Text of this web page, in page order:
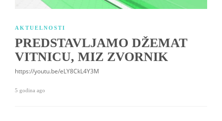
AKTUELNOSTI
PREDSTAVLJAMO DŽEMAT
VITNICU, MIZ ZVORNIK
https://youtu.be/eLY8CkL4Y3M
5 godina ago